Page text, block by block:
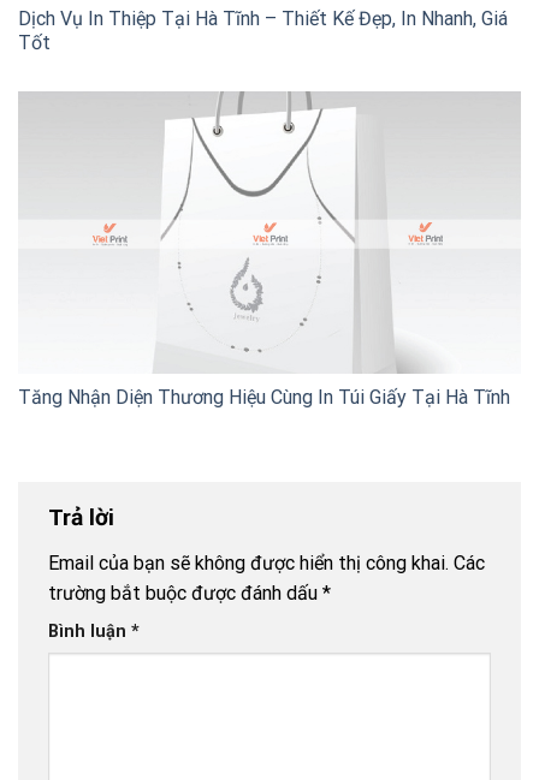
Dịch Vụ In Thiệp Tại Hà Tĩnh – Thiết Kế Đẹp, In Nhanh, Giá
Tốt
Tăng Nhận Diện Thương Hiệu Cùng In Túi Giấy Tại Hà Tĩnh
Trả lời
Email của bạn sẽ không được hiển thị công khai. Các
trường bắt buộc được đánh dấu *
Bình luận *